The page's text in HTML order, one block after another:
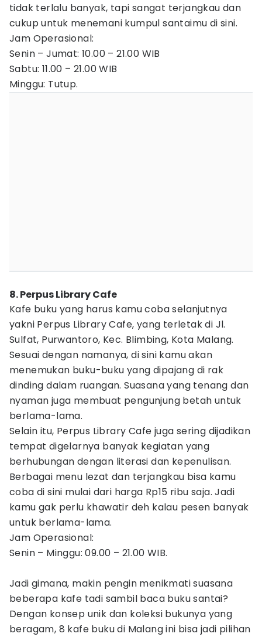
tidak terlalu banyak, tapi sangat terjangkau dan
cukup untuk menemani kumpul santaimu di sini.
Jam Operasional:
Senin – Jumat: 10.00 – 21.00 WIB
Sabtu: 11.00 – 21.00 WIB
Minggu: Tutup.
8. Perpus Library Cafe
Kafe buku yang harus kamu coba selanjutnya
yakni Perpus Library Cafe, yang terletak di Jl.
Sulfat, Purwantoro, Kec. Blimbing, Kota Malang.
Sesuai dengan namanya, di sini kamu akan
menemukan buku-buku yang dipajang di rak
dinding dalam ruangan. Suasana yang tenang dan
nyaman juga membuat pengunjung betah untuk
berlama-lama.
Selain itu, Perpus Library Cafe juga sering dijadikan
tempat digelarnya banyak kegiatan yang
berhubungan dengan literasi dan kepenulisan.
Berbagai menu lezat dan terjangkau bisa kamu
coba di sini mulai dari harga Rp15 ribu saja. Jadi
kamu gak perlu khawatir deh kalau pesen banyak
untuk berlama-lama.
Jam Operasional:
Senin – Minggu: 09.00 – 21.00 WIB.
Jadi gimana, makin pengin menikmati suasana
beberapa kafe tadi sambil baca buku santai?
Dengan konsep unik dan koleksi bukunya yang
beragam, 8 kafe buku di Malang ini bisa jadi pilihan